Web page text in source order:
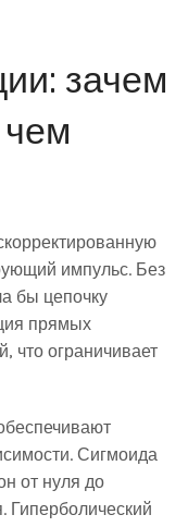
зачем
импульс. Без
бы цепочку
прямых
что ограничивает
Сигмоида
от нуля до
Гиперболический